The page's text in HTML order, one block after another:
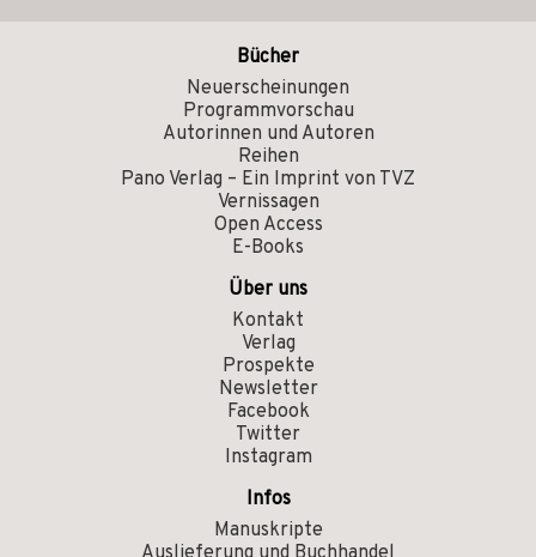
Bücher
Neuerscheinungen
Programmvorschau
Autorinnen und Autoren
Reihen
Pano Verlag – Ein Imprint von TVZ
Vernissagen
Open Access
E-Books
Über uns
Kontakt
Verlag
Prospekte
Newsletter
Facebook
Twitter
Instagram
Infos
Manuskripte